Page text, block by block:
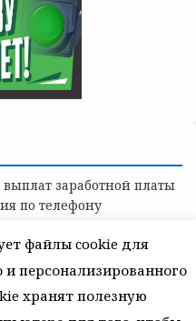
заработной платы
по телефону
файлы cookie для
и персонализированного
хранят полезную